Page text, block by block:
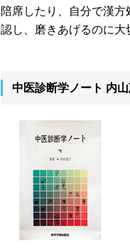
陪席したり、自分で漢
認し、磨きあげるのに大
中医診断学ノート 内